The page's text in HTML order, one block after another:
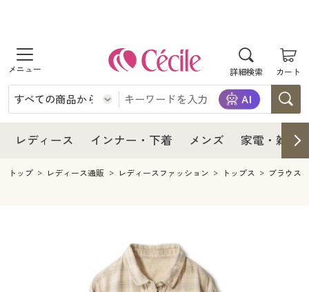
詳細検索 カート
商品を探す
レディース
レディースファッション
インナー・下着
インナー・下着通販すべて
ジュニア・ティーンズ下着
メンズ
寝具・インテリア・家具
寝具・インテリア・家具通販すべて
レディース インナー・下着 メンズ 家電・雑貨
レディース
レディース通販すべて
レディースファッション
インナー・下着
インナー・下着通販すべて
ジュニア・ティーンズ下着
メンズ
キッチン・雑貨・日用品
美容・健康通販すべて
制服・スクール
トップ レディース通販 レディースファッション トップス ブラウス